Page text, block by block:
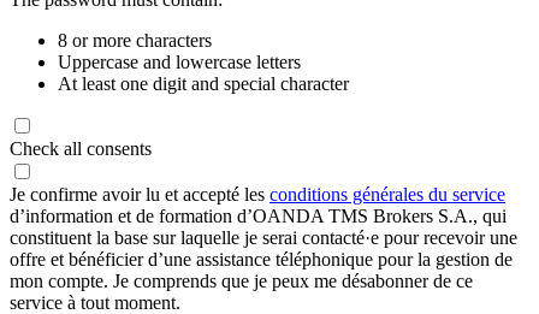
8 or more characters
Uppercase and lowercase letters
At least one digit and special character
Check all consents
Je confirme avoir lu et accepté les conditions générales du service
d’information et de formation d’OANDA TMS Brokers S.A., qui
constituent la base sur laquelle je serai contacté·e pour recevoir une
offre et bénéficier d’une assistance téléphonique pour la gestion de
mon compte. Je comprends que je peux me désabonner de ce
service à tout moment.